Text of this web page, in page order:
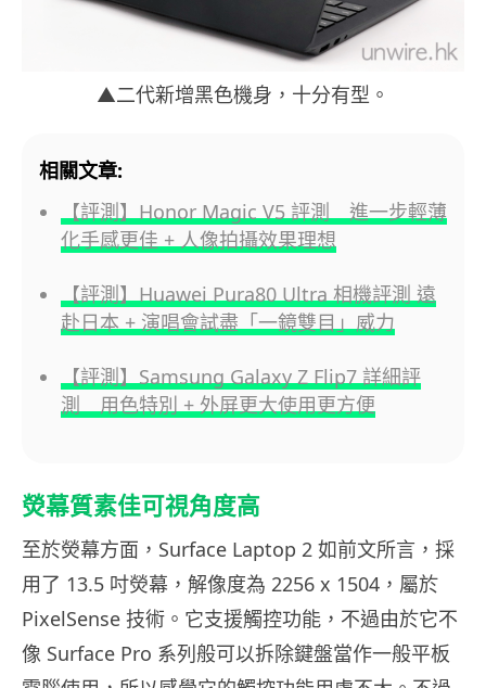
▲二代新增黑色機身，十分有型。
相關文章:
【評測】Honor Magic V5 評測 進一步輕薄
化手感更佳 + 人像拍攝效果理想
【評測】Huawei Pura80 Ultra 相機評測 遠
赴日本 + 演唱會試盡「一鏡雙目」威力
【評測】Samsung Galaxy Z Flip7 詳細評
測 用色特別 + 外屏更大使用更方便
熒幕質素佳可視角度高
至於熒幕方面，Surface Laptop 2 如前文所言，採
用了 13.5 吋熒幕，解像度為 2256 x 1504，屬於
PixelSense 技術。它支援觸控功能，不過由於它不
像 Surface Pro 系列般可以拆除鍵盤當作一般平板